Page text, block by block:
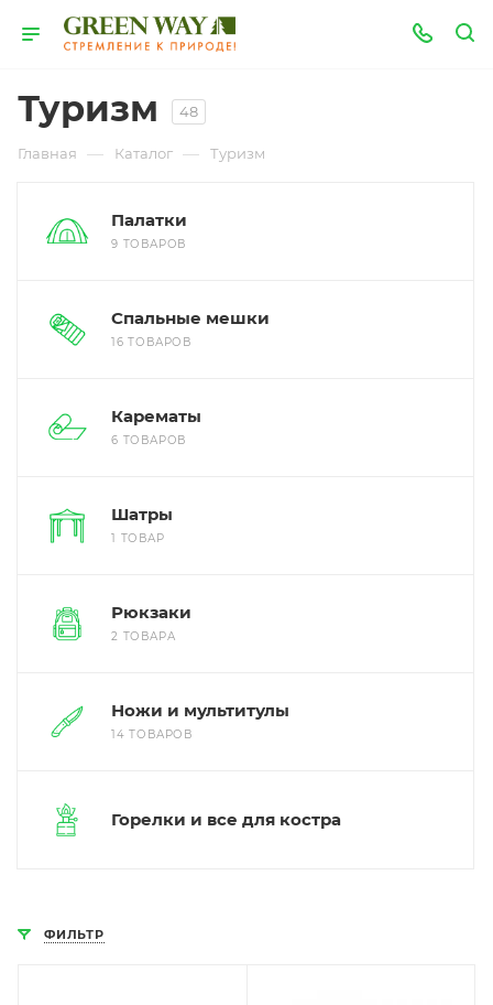
Туризм 48
Главная — Каталог — Туризм
Палатки
9 ТОВАРОВ
Спальные мешки
16 ТОВАРОВ
Карематы
6 ТОВАРОВ
Шатры
1 ТОВАР
Рюкзаки
2 ТОВАРА
Ножи и мультитулы
14 ТОВАРОВ
Горелки и все для костра
ФИЛЬТР